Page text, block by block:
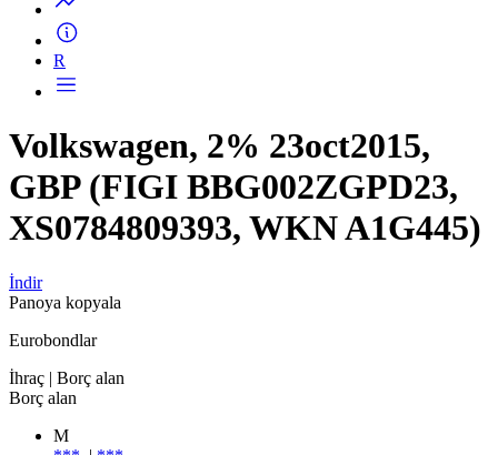
R
Volkswagen, 2% 23oct2015,
GBP (FIGI BBG002ZGPD23,
XS0784809393, WKN A1G445)
İndir
Panoya kopyala
Eurobondlar
İhraç | Borç alan
Borç alan
M